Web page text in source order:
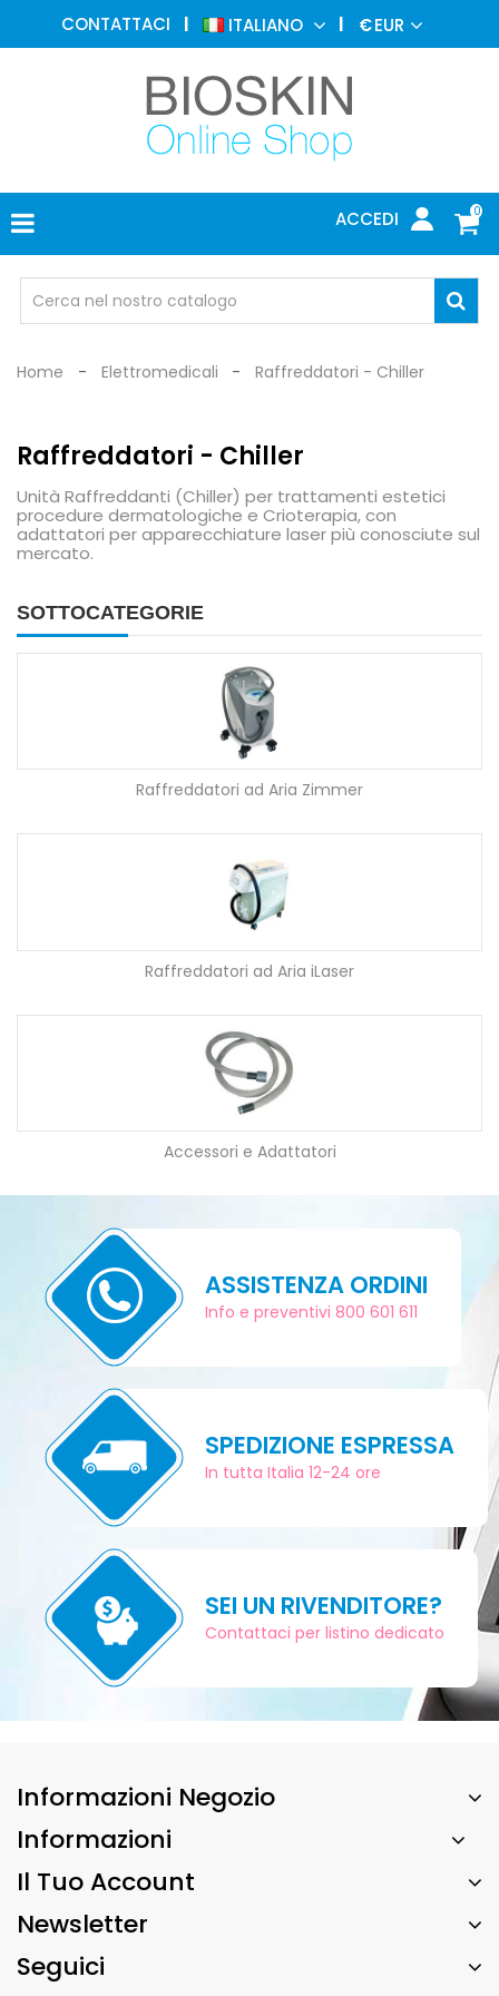
CONTATTACI ITALIANO €EUR
0
ACCEDI
MEDICINA
ESTETICA
DERMATOLOGIA
FOTOTERAPIA
ELETTROMEDICALI
MEDICO
OCCHIALI
DI
Home Elettromedicali Raffreddatori - Chiller
Raffreddatori - Chiller
Unità Raffreddanti (Chiller) per trattamenti estetici
procedure dermatologiche e Crioterapia, con
adattatori per apparecchiature laser più conosciute sul
mercato.
SOTTOCATEGORIE
Raffreddatori ad Aria Zimmer
Raffreddatori ad Aria iLaser
Accessori e Adattatori
ASSISTENZA ORDINI
Info e preventivi 800 601 611
SPEDIZIONE ESPRESSA
In tutta Italia 12-24 ore
SEI UN RIVENDITORE?
Contattaci per listino dedicato
Informazioni Negozio
Informazioni
Il Tuo Account
Newsletter
Seguici